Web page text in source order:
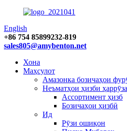
English
+86 754 85899232-819
sales805@amybenton.net
Хона
Маҳсулот
Амазонка бозичаҳои
Неъматҳои ҳизби ҳаррӯза
Ассортимент ҳизб
Бозичаҳои ҳизбӣ
Ид
Рӯзи ошиқон